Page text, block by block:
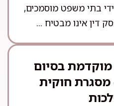
בתי משפט מוסמכים,
דין אינו מבטיח ...
בסיום
מסגרת חוקית